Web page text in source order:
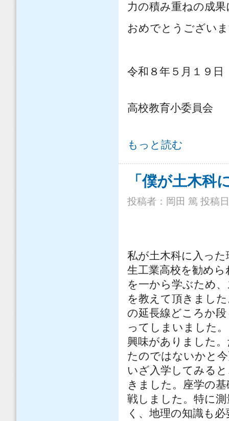
力の積み重ねの成
おめでとうござい
令和８年５月１９日
高校教育小委員会
令和７年度 土木学会賞技術功労
もっと読む
「僕が土木科
投稿者： 岡田 篤 投稿
私が土木科に入っ
生工業高校を勧め
を一から学ぶため
を教えて頂きまし
の延長線どころか
ってしまいました
興味がありました
たのではないかと
いざ入学してみる
きました。座学の
戦しました。特に
く、地理の知識も